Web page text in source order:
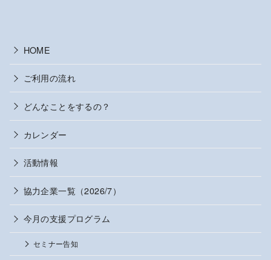
HOME
ご利用の流れ
どんなことをするの？
カレンダー
活動情報
協力企業一覧（2026/7）
今月の支援プログラム
セミナー告知